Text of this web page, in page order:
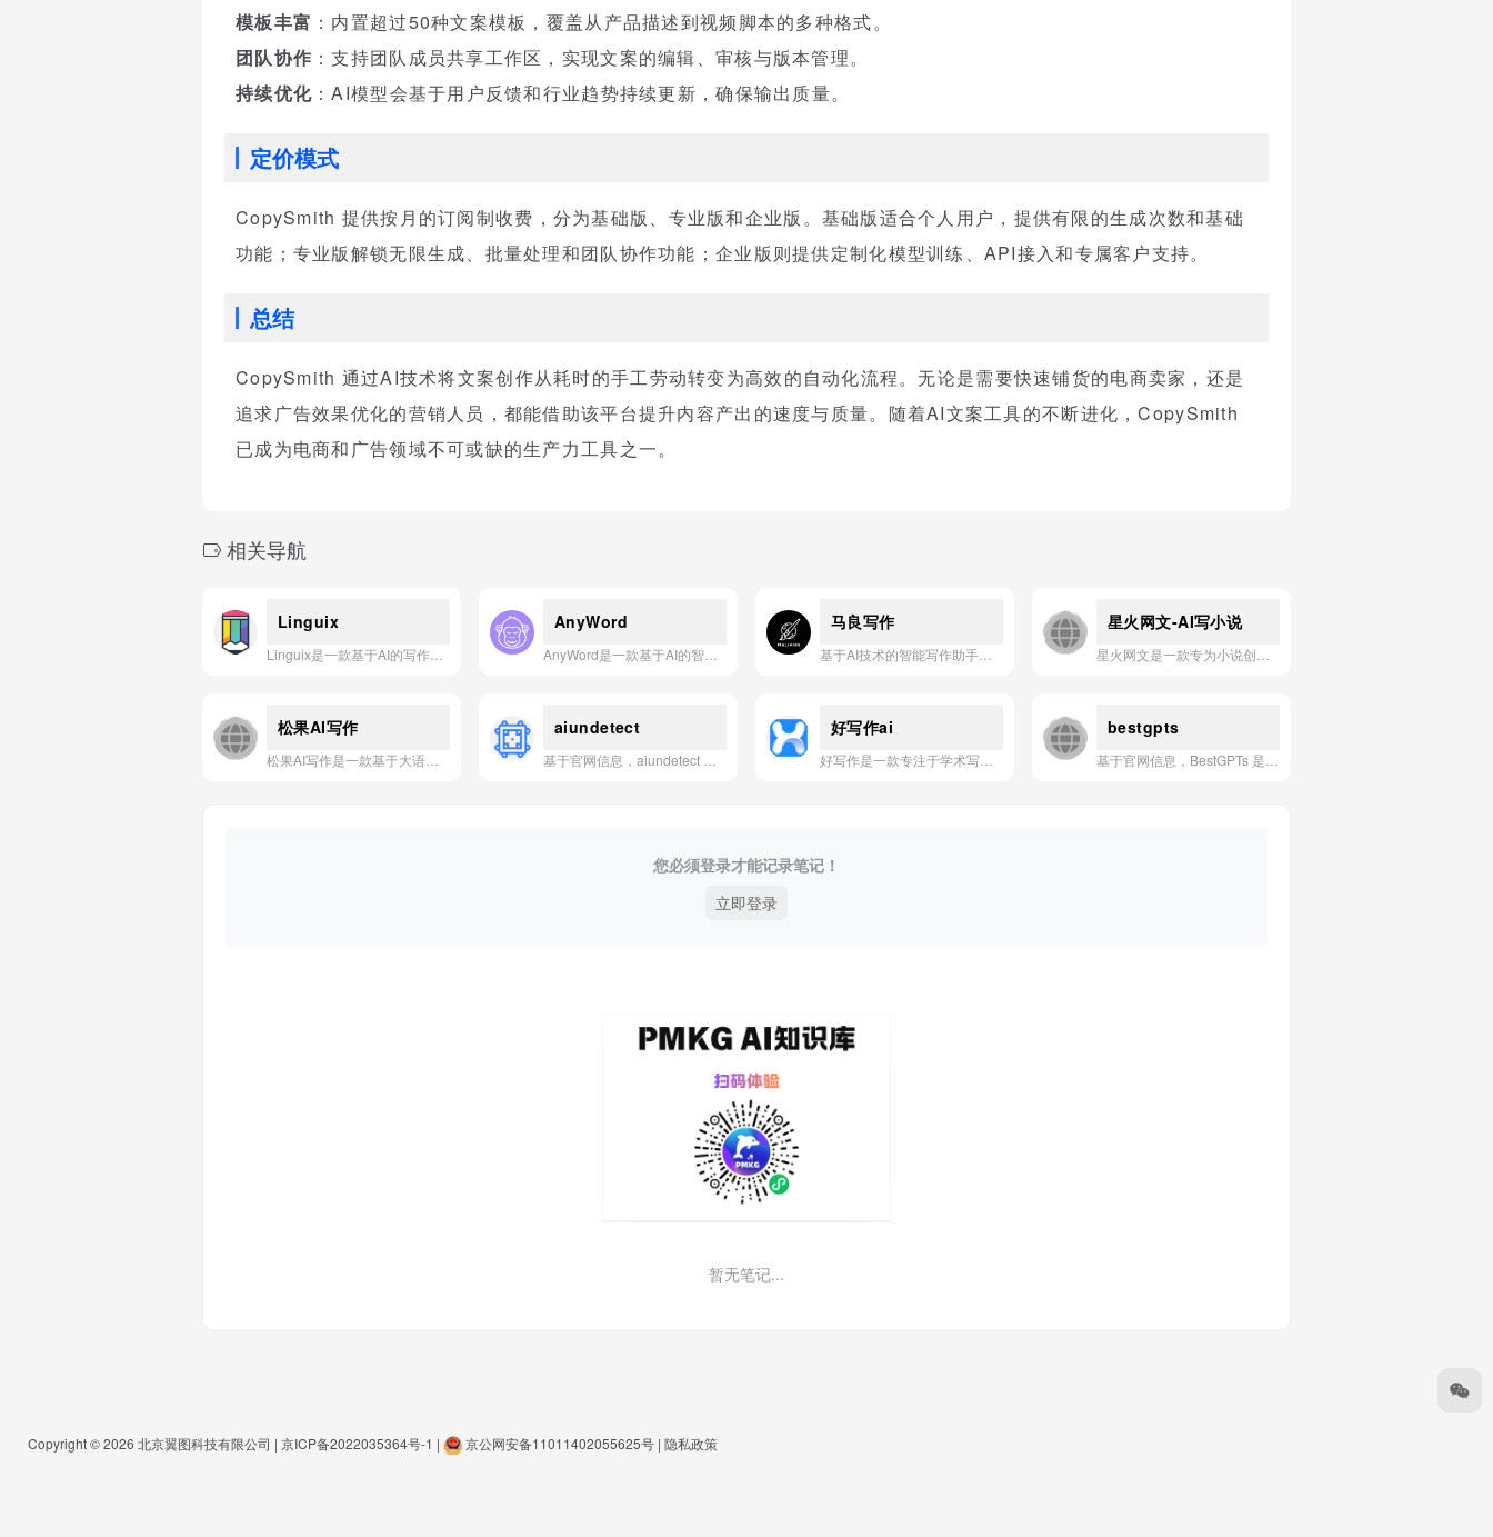
模板丰富 ：内置超过50种文案模板，覆盖从产品描述到视频脚本的多种格式。
团队协作 ：支持团队成员共享工作区，实现文案的编辑、审核与版本管理。
持续优化 ：AI模型会基于用户反馈和行业趋势持续更新，确保输出质量。
定价模式
CopySmith 提供按月的订阅制收费，分为基础版、专业版和企业版。基础版适合个人用户，提供有限的生成次数和基础
功能；专业版解锁无限生成、批量处理和团队协作功能；企业版则提供定制化模型训练、API接入和专属客户支持。
总结
CopySmith 通过AI技术将文案创作从耗时的手工劳动转变为高效的自动化流程。无论是需要快速铺货的电商卖家，还是
追求广告效果优化的营销人员，都能借助该平台提升内容产出的速度与质量。随着AI文案工具的不断进化，CopySmith
已成为电商和广告领域不可或缺的生产力工具之一。
相关导航
Linguix AnyWord 马良写作 星火网文-AI写小说
松果AI写作 aiundetect 好写作ai bestgpts
您必须登录才能记录笔记！
立即登录
暂无笔记...
Copyright © 2026 北京翼图科技有限公司 | 京ICP备2022035364号-1 | 京公网安备11011402055625号 | 隐私政策